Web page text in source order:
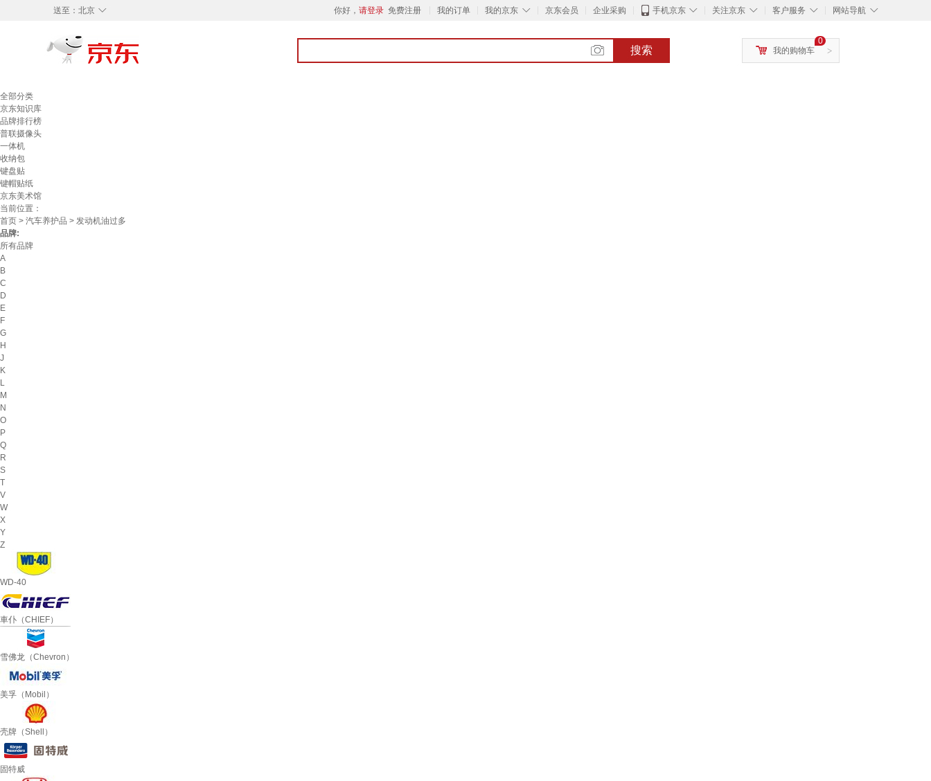
◇
送至： 北京 你好， 请登录 免费注册 我的订单 ◇
我的京东 京东会员 企业采购 ◇
手机京东 ◇
关注京东 ◇
客户服务 ◇
网站导航
搜索 >
0
我的购物车
全部分类
京东知识库
品牌排行榜
普联摄像头
一体机
收纳包
键盘贴
键帽贴纸
京东美术馆
当前位置：
首页 > 汽车养护品 > 发动机油过多
品牌:
所有品牌
A
B
C
D
E
F
G
H
J
K
L
M
N
O
P
Q
R
S
T
V
W
X
Y
Z
WD-40
車仆（CHIEF）
雪佛龙（Chevron）
美孚（Mobil）
壳牌（Shell）
固特威